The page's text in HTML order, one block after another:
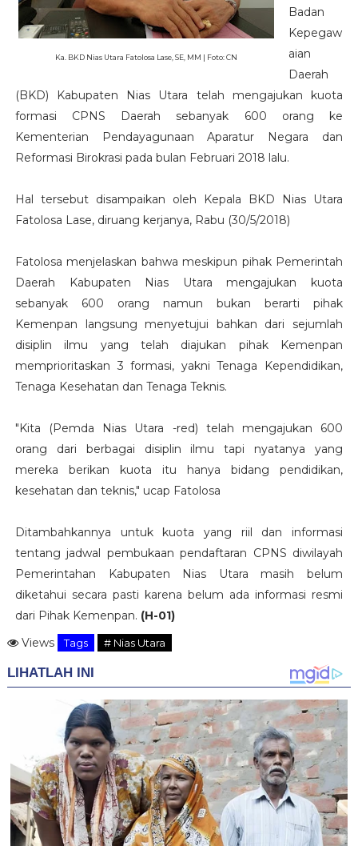
Ka. BKD Nias Utara Fatolosa Lase, SE, MM | Foto: CN
Badan
Kepegaw
aian
Daerah
(BKD) Kabupaten Nias Utara telah mengajukan kuota
formasi CPNS Daerah sebanyak 600 orang ke
Kementerian Pendayagunaan Aparatur Negara dan
Reformasi Birokrasi pada bulan Februari 2018 lalu.
Hal tersebut disampaikan oleh Kepala BKD Nias Utara
Fatolosa Lase, diruang kerjanya, Rabu (30/5/2018)
Fatolosa menjelaskan bahwa meskipun pihak Pemerintah
Daerah Kabupaten Nias Utara mengajukan kuota
sebanyak 600 orang namun bukan berarti pihak
Kemenpan langsung menyetujui bahkan dari sejumlah
disiplin ilmu yang telah diajukan pihak Kemenpan
memprioritaskan 3 formasi, yakni Tenaga Kependidikan,
Tenaga Kesehatan dan Tenaga Teknis.
"Kita (Pemda Nias Utara -red) telah mengajukan 600
orang dari berbagai disiplin ilmu tapi nyatanya yang
mereka berikan kuota itu hanya bidang pendidikan,
kesehatan dan teknis," ucap Fatolosa
Ditambahkannya untuk kuota yang riil dan informasi
tentang jadwal pembukaan pendaftaran CPNS diwilayah
Pemerintahan Kabupaten Nias Utara masih belum
diketahui secara pasti karena belum ada informasi resmi
dari Pihak Kemenpan. (H-01)
Views
Tags # Nias Utara